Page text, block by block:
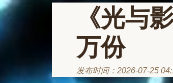
《光与
万份
发布时间：2026-07-25